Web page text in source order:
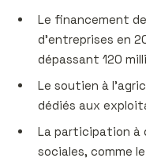
Le financement
d’entreprises en
dépassant 120
Le soutien à
dédiés aux
La participation à
sociales, comme